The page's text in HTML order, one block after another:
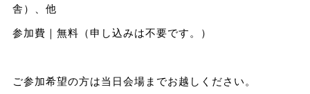
舎）、他
参加費｜無料（申し込みは不要です。）
ご参加希望の方は当日会場までお越しください。